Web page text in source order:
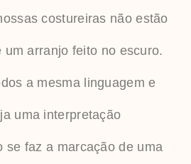
costureiras não estão
um arranjo feito no escuro.
a mesma linguagem e
uma interpretação
se faz a marcação de uma